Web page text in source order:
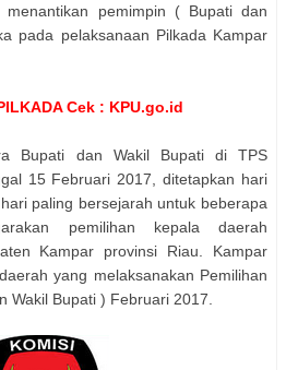
menantikan pemimpin ( Bupati dan
pada pelaksanaan Pilkada Kampar
Cek : KPU.go.id
Bupati dan Wakil Bupatidi TPS
15 Februari 2017, ditetapkan hari
paling bersejarah untuk beberapa
pemilihan kepala daerah
Kampar provinsi Riau
Kampar
yang melaksanakan Pemilihan
Wakil Bupati ) Februari 2017.